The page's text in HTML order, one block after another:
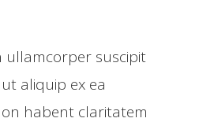
ullamcorper suscipit
aliquip ex ea
habent claritatem